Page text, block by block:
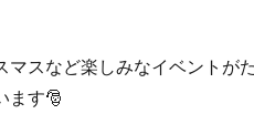
マスなど楽しみなイベントが
ます🎅